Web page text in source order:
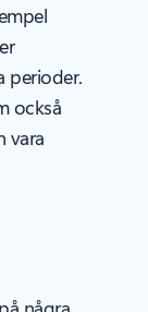
perioder.
också
vara